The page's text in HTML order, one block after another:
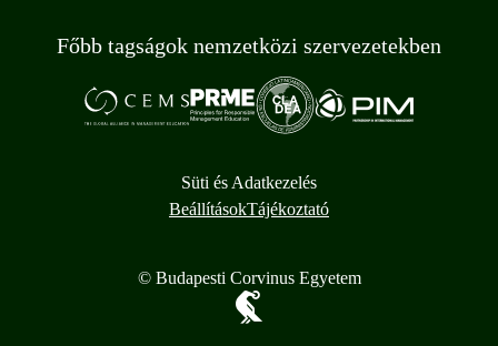
Főbb tagságok nemzetközi szervezetekben
Süti és Adatkezelés
BeállításokTájékoztató
© Budapesti Corvinus Egyetem